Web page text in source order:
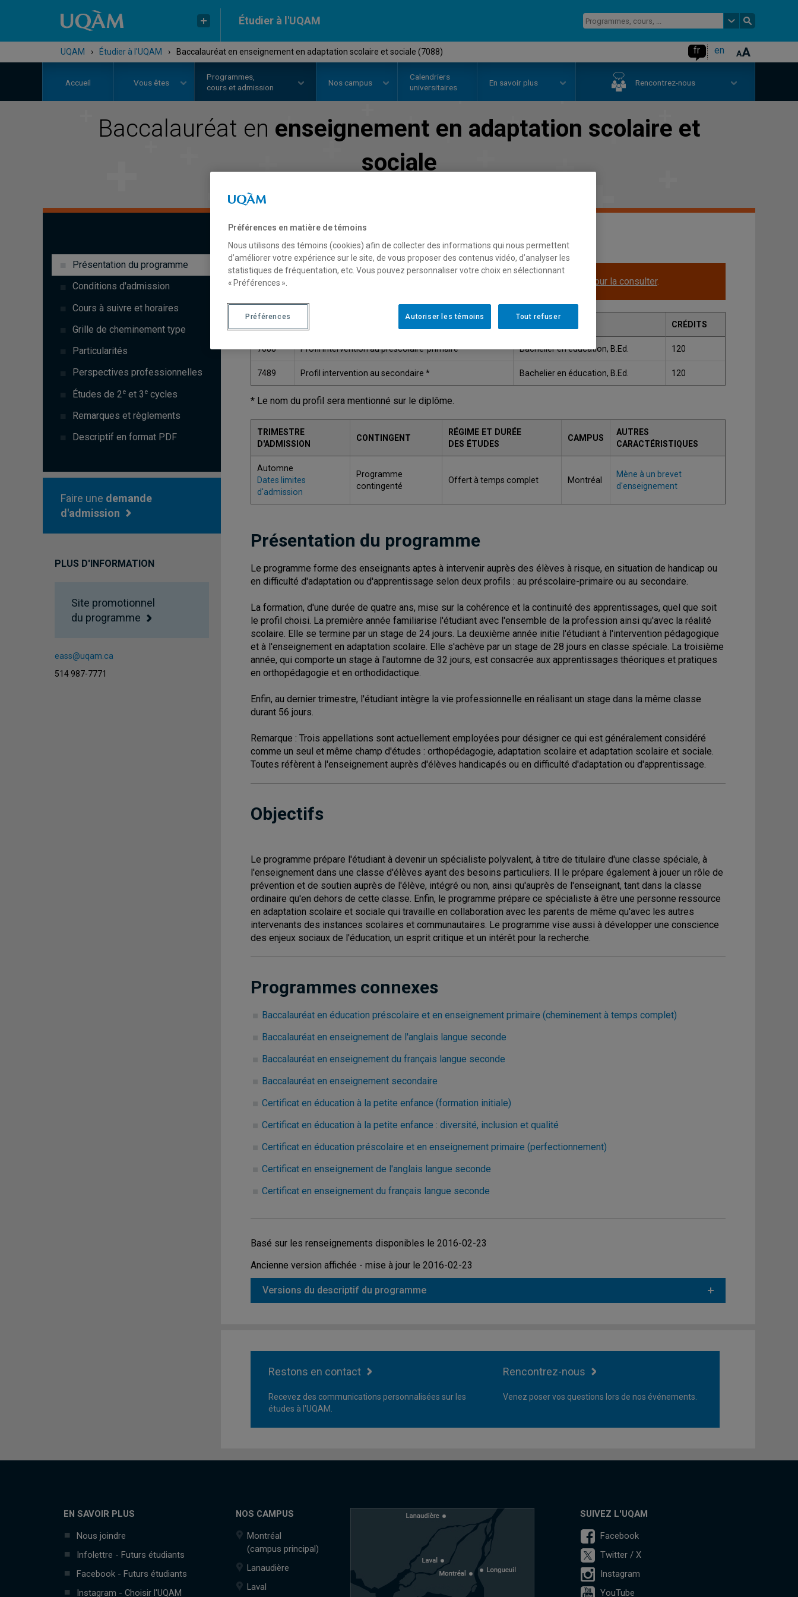
Étudier à l'UQAM
UQAM › Étudier à l'UQAM › Baccalauréat en enseignement en adaptation scolaire et sociale (7088) fr en
Accueil Vous êtes
Programmes,
cours et admission
Nos campus
Calendriers
universitaires
En savoir plus Rencontrez-nous
Baccalauréat en enseignement en adaptation scolaire et
sociale
Présentation du programme
Conditions d'admission
Cours à suivre et horaires
Grille de cheminement type
Particularités
Perspectives professionnelles
Études de 2 e et 3 e cycles
Remarques et règlements
Descriptif en format PDF
Faire une demande
d'admission
PLUS D'INFORMATION
Site promotionnel
du programme
eass@uqam.ca
514 987-7771
Cliquez ici pour la consulter.
CRÉDITS
7088 Profil intervention au préscolaire-primaire * Bachelier en éducation, B.Ed. 120
7489 Profil intervention au secondaire * Bachelier en éducation, B.Ed. 120
* Le nom du profil sera mentionné sur le diplôme.
TRIMESTRE
D'ADMISSION
CONTINGENT
RÉGIME ET DURÉE
DES ÉTUDES
CAMPUS
AUTRES
CARACTÉRISTIQUES
Automne
Dates limites
d'admission
Programme
contingenté
Offert à temps complet Montréal
Mène à un brevet
d'enseignement
Présentation du programme
Le programme forme des enseignants aptes à intervenir auprès des élèves à risque, en situation de handicap ou
en difficulté d'adaptation ou d'apprentissage selon deux profils : au préscolaire-primaire ou au secondaire.
La formation, d'une durée de quatre ans, mise sur la cohérence et la continuité des apprentissages, quel que soit
le profil choisi. La première année familiarise l'étudiant avec l'ensemble de la profession ainsi qu'avec la réalité
scolaire. Elle se termine par un stage de 24 jours. La deuxième année initie l'étudiant à l'intervention pédagogique
et à l'enseignement en adaptation scolaire. Elle s'achève par un stage de 28 jours en classe spéciale. La troisième
année, qui comporte un stage à l'automne de 32 jours, est consacrée aux apprentissages théoriques et pratiques
en orthopédagogie et en orthodidactique.
Enfin, au dernier trimestre, l'étudiant intègre la vie professionnelle en réalisant un stage dans la même classe
durant 56 jours.
Remarque : Trois appellations sont actuellement employées pour désigner ce qui est généralement considéré
comme un seul et même champ d'études : orthopédagogie, adaptation scolaire et adaptation scolaire et sociale.
Toutes réfèrent à l'enseignement auprès d'élèves handicapés ou en difficulté d'adaptation ou d'apprentissage.
Objectifs
Le programme prépare l'étudiant à devenir un spécialiste polyvalent, à titre de titulaire d'une classe spéciale, à
l'enseignement dans une classe d'élèves ayant des besoins particuliers. Il le prépare également à jouer un rôle de
prévention et de soutien auprès de l'élève, intégré ou non, ainsi qu'auprès de l'enseignant, tant dans la classe
ordinaire qu'en dehors de cette classe. Enfin, le programme prépare ce spécialiste à être une personne ressource
en adaptation scolaire et sociale qui travaille en collaboration avec les parents de même qu'avec les autres
intervenants des instances scolaires et communautaires. Le programme vise aussi à développer une conscience
des enjeux sociaux de l'éducation, un esprit critique et un intérêt pour la recherche.
Programmes connexes
Baccalauréat en éducation préscolaire et en enseignement primaire (cheminement à temps complet)
Baccalauréat en enseignement de l'anglais langue seconde
Baccalauréat en enseignement du français langue seconde
Baccalauréat en enseignement secondaire
Certificat en éducation à la petite enfance (formation initiale)
Certificat en éducation à la petite enfance : diversité, inclusion et qualité
Certificat en éducation préscolaire et en enseignement primaire (perfectionnement)
Certificat en enseignement de l'anglais langue seconde
Certificat en enseignement du français langue seconde
Basé sur les renseignements disponibles le 2016-02-23
Ancienne version affichée - mise à jour le 2016-02-23
Versions du descriptif du programme
Restons en contact
Recevez des communications personnalisées sur les
études à l'UQAM.
Rencontrez-nous
Venez poser vos questions lors de nos événements.
EN SAVOIR PLUS
Nous joindre
Infolettre - Futurs étudiants
Facebook - Futurs étudiants
Instagram - Choisir l'UQAM
NOS CAMPUS
Montréal
(campus principal)
Lanaudière
Laval
SUIVEZ L'UQAM
Facebook
Twitter / X
Instagram
YouTube
Préférences en matière de témoins
Nous utilisons des témoins (cookies) afin de collecter des informations qui nous permettent
d’améliorer votre expérience sur le site, de vous proposer des contenus vidéo, d’analyser les
statistiques de fréquentation, etc. Vous pouvez personnaliser votre choix en sélectionnant
« Préférences ».
Tout refuser
Autoriser les témoins
Préférences